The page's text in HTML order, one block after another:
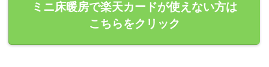
ミニ床暖房で楽天カードが使えない方は
こちらをクリック